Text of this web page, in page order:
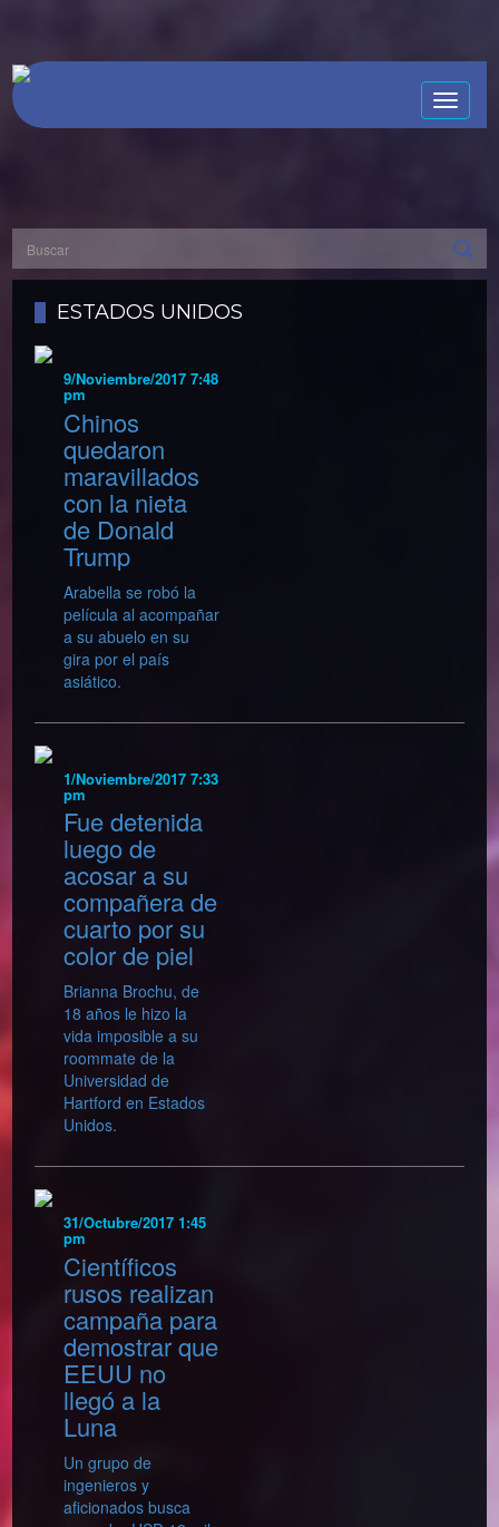
Toggle
ESTADOS UNIDOS
9/Noviembre/2017 7:48
pm
Chinos
quedaron
maravillados
con la nieta
de Donald
Trump
Arabella se robó la
película al acompañar
a su abuelo en su
gira por el país
asiático.
1/Noviembre/2017 7:33
pm
Fue detenida
luego de
acosar a su
compañera de
cuarto por su
color de piel
Brianna Brochu, de
18 años le hizo la
vida imposible a su
roommate de la
Universidad de
Hartford en Estados
Unidos.
31/Octubre/2017 1:45
pm
Científicos
rusos realizan
campaña para
demostrar que
EEUU no
llegó a la
Luna
Un grupo de
ingenieros y
aficionados busca